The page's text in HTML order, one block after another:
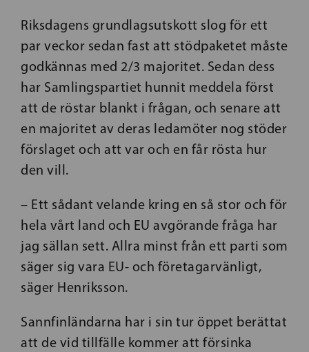
Riksdagens grundlagsutskott slog för ett
par veckor sedan fast att stödpaketet måste
godkännas med 2/3 majoritet. Sedan dess
har Samlingspartiet hunnit meddela först
att de röstar blankt i frågan, och senare att
en majoritet av deras ledamöter nog stöder
förslaget och att var och en får rösta hur
den vill.
– Ett sådant velande kring en så stor och för
hela vårt land och EU avgörande fråga har
jag sällan sett. Allra minst från ett parti som
säger sig vara EU- och företagarvänligt,
säger Henriksson.
Sannfinländarna har i sin tur öppet berättat
att de vid tillfälle kommer att försinka